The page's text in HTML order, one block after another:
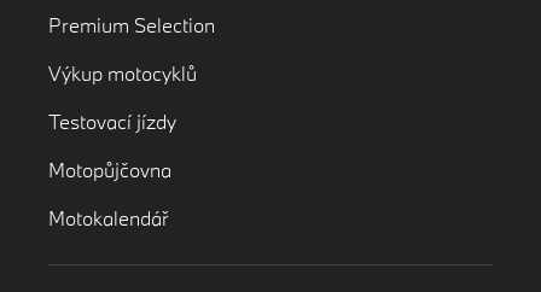
Premium Selection
Výkup motocyklů
Testovací jízdy
Motopůjčovna
Motokalendář